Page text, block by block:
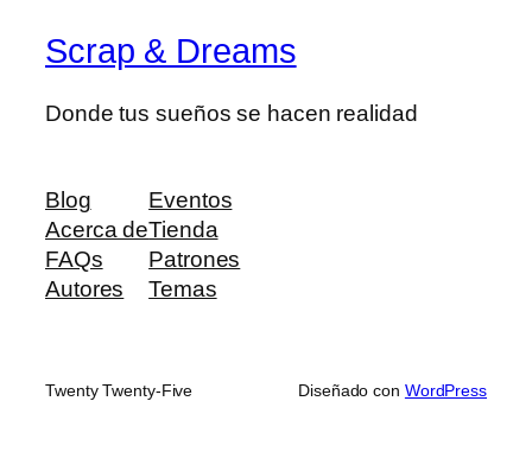
Scrap & Dreams
Donde tus sueños se hacen realidad
Blog
Acerca de
FAQs
Autores
Eventos
Tienda
Patrones
Temas
Twenty Twenty-Five Diseñado con WordPress